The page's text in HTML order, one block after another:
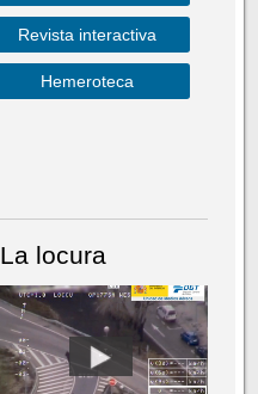
Revista interactiva
Hemeroteca
La locura